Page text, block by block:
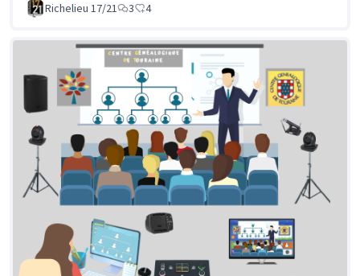
Richelieu 17/21 3 4